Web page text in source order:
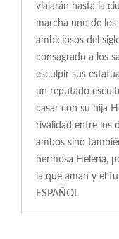
viajarán hasta la
marcha uno de
ambiciosos del
consagrado a los
esculpir sus
un reputado
casar con su hija
rivalidad entre los
ambos sino
hermosa Helena,
la que aman y el
ESPAÑOL